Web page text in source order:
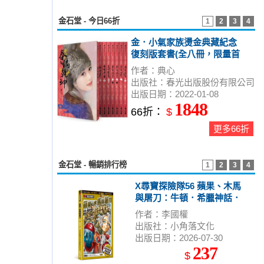
1 2 3 4
金石堂 - 今日66折
金．小氣家族燙金典藏紀念
復刻版套書(全八冊，限量首
刷贈品版)
作者：典心
出版社：春光出版股份有限公司
出版日期：2022-01-08
66折： $ 1848
更多66折
1 2 3 4
金石堂 - 暢銷排行榜
X尋寶探險隊56 蘋果、木馬
與屠刀：牛頓．希臘神話．
濃霧
作者：李國權
出版社：小角落文化
出版日期：2026-07-30
$ 237